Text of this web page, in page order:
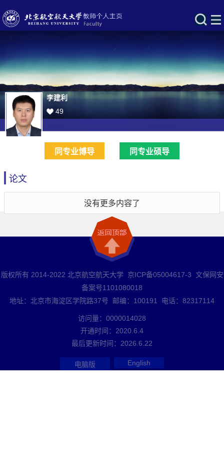
李建利
49
同专业博导 同专业硕导
论文
没有更多内容了
版权所有 2014-2022 北京航空航天大学 京ICP备05004617-3 文保网安
备案号1101080018
地址：北京市海淀区学院路37号 邮编：100191 电话：82317114
访问量： 0000014028
开通时间： 2020 6 4
最后更新时间： 2026 6 22
电脑版 English